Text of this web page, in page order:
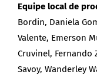
Equipe local de
Bordin, Daniela
Valente, Emerson
Cruvinel, Fernando
Savoy, Wanderley